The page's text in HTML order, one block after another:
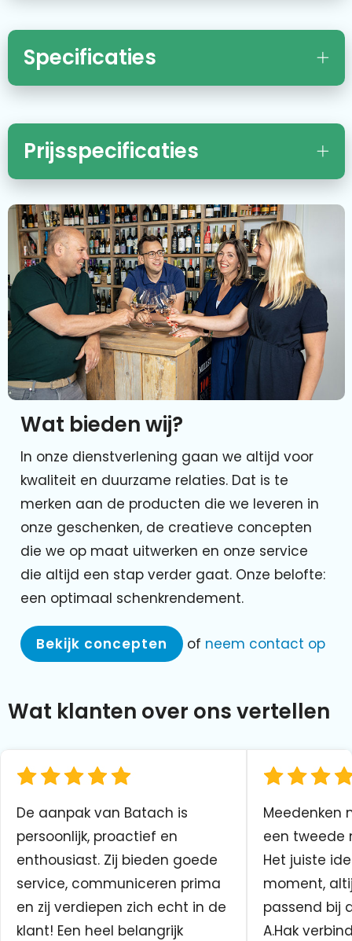
Specificaties
Prijsspecificaties
Wat bieden wij?
In onze dienstverlening gaan we altijd voor
kwaliteit en duurzame relaties. Dat is te
merken aan de producten die we leveren in
onze geschenken, de creatieve concepten
die we op maat uitwerken en onze service
die altijd een stap verder gaat. Onze belofte:
een optimaal schenkrendement.
Bekijk concepten of neem contact op
Wat klanten over ons vertellen
De aanpak van Batach is
persoonlijk, proactief en
enthousiast. Zij bieden goede
service, communiceren prima
en zij verdiepen zich echt in de
klant! Een heel belangrijk
Meedenken
een tweede
Het juiste
moment,
passend bij
A.Hak